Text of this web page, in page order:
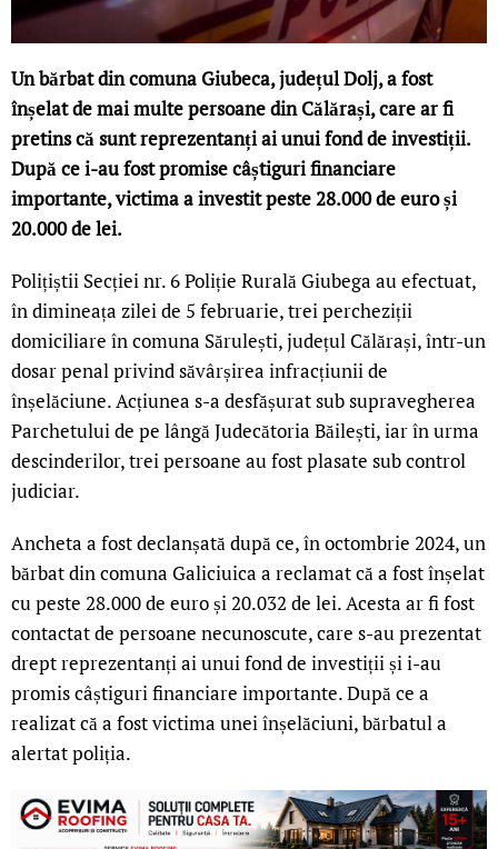
Un bărbat din comuna Giubeca, județul Dolj, a fost
înșelat de mai multe persoane din Călărași, care ar fi
pretins că sunt reprezentanți ai unui fond de investiții.
După ce i-au fost promise câștiguri financiare
importante, victima a investit peste 28.000 de euro și
20.000 de lei.
Polițiștii Secției nr. 6 Poliție Rurală Giubega au efectuat,
în dimineața zilei de 5 februarie, trei percheziții
domiciliare în comuna Sărulești, județul Călărași, într-un
dosar penal privind săvârșirea infracțiunii de
înșelăciune. Acțiunea s-a desfășurat sub supravegherea
Parchetului de pe lângă Judecătoria Băilești, iar în urma
descinderilor, trei persoane au fost plasate sub control
judiciar.
Ancheta a fost declanșată după ce, în octombrie 2024, un
bărbat din comuna Galiciuica a reclamat că a fost înșelat
cu peste 28.000 de euro și 20.032 de lei. Acesta ar fi fost
contactat de persoane necunoscute, care s-au prezentat
drept reprezentanți ai unui fond de investiții și i-au
promis câștiguri financiare importante. După ce a
realizat că a fost victima unei înșelăciuni, bărbatul a
alertat poliția.